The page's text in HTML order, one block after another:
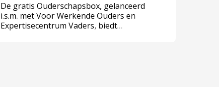
De gratis Ouderschapsbox, gelanceerd
i.s.m. met Voor Werkende Ouders en
Expertisecentrum Vaders, biedt